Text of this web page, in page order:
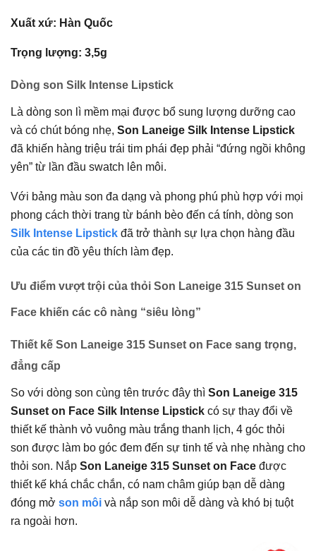
Xuất xứ: Hàn Quốc
Trọng lượng: 3,5g
Dòng son Silk Intense Lipstick
Là dòng son lì mềm mại được bổ sung lượng dưỡng cao
và có chút bóng nhẹ, Son Laneige Silk Intense Lipstick
đã khiến hàng triệu trái tim phái đẹp phải “đứng ngồi không
yên” từ lần đầu swatch lên môi.
Với bảng màu son đa dạng và phong phú phù hợp với mọi
phong cách thời trang từ bánh bèo đến cá tính, dòng son
Silk Intense Lipstick đã trở thành sự lựa chọn hàng đầu
của các tin đồ yêu thích làm đẹp.
Ưu điểm vượt trội của thỏi Son Laneige 315 Sunset on
Face khiến các cô nàng “siêu lòng”
Thiết kế Son Laneige 315 Sunset on Face sang trọng,
đẳng cấp
So với dòng son cùng tên trước đây thì Son Laneige 315
Sunset on Face Silk Intense Lipstick có sự thay đổi về
thiết kế thành vỏ vuông màu trắng thanh lịch, 4 góc thỏi
son được làm bo góc đem đến sự tinh tế và nhẹ nhàng cho
thỏi son. Nắp Son Laneige 315 Sunset on Face được
thiết kế khá chắc chắn, có nam châm giúp bạn dễ dàng
đóng mở son môi và nắp son môi dễ dàng và khó bị tuột
ra ngoài hơn.